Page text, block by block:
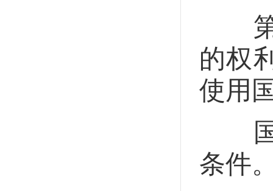
第
的权
使用
国
条件